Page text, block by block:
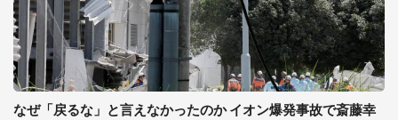
なぜ「戻るな」と言えなかったのか イオン爆発事故で斎藤幸